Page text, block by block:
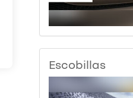
Escobillas